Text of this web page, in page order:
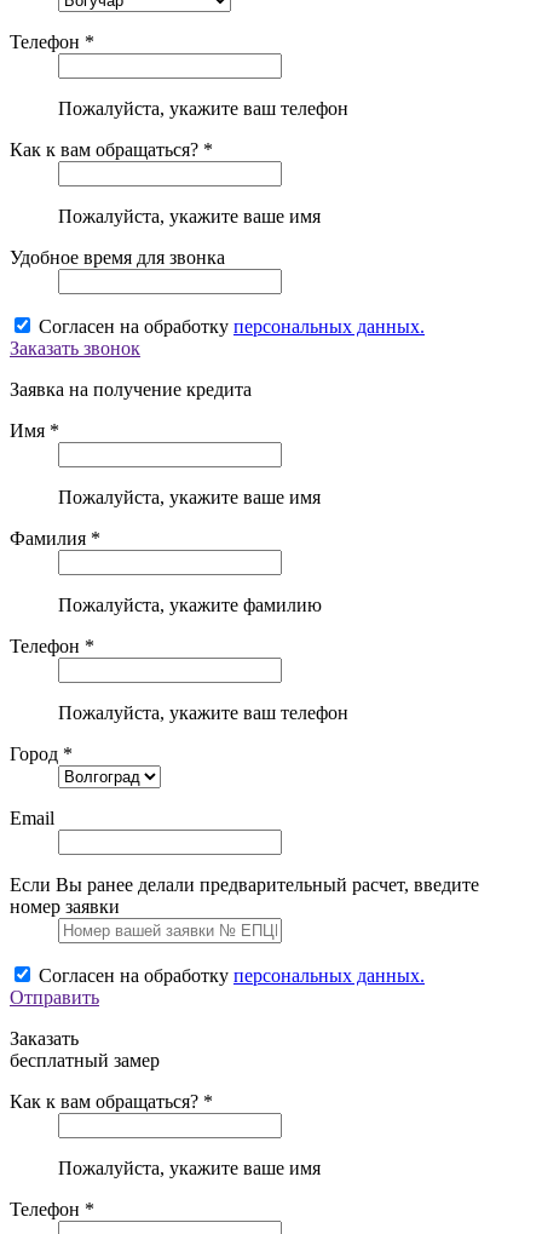
Телефон *
Пожалуйста, укажите ваш телефон
Как к вам обращаться? *
Пожалуйста, укажите ваше имя
Удобное время для звонка
Согласен на обработку персональных данных.
Заказать звонок
Заявка на получение кредита
Имя *
Пожалуйста, укажите ваше имя
Фамилия *
Пожалуйста, укажите фамилию
Телефон *
Пожалуйста, укажите ваш телефон
Город *
Email
Если Вы ранее делали предварительный расчет, введите
номер заявки
Согласен на обработку персональных данных.
Отправить
Заказать
бесплатный замер
Как к вам обращаться? *
Пожалуйста, укажите ваше имя
Телефон *